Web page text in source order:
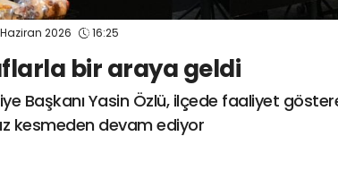
Haziran 2026 16:25
bir araya geldi
Başkanı Yasin Özlü, ilçede faaliyet
kesmeden devam ediyor